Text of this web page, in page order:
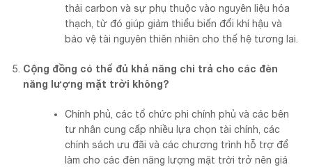
thải carbon và sự phụ thuộc vào nguyên liệu hóa
thạch, từ đó giúp giảm thiểu biến đổi khí hậu và
bảo vệ tài nguyên thiên nhiên cho thế hệ tương lai.
Cộng đồng có thể đủ khả năng chi trả cho các đèn
năng lượng mặt trời không?
Chính phủ, các tổ chức phi chính phủ và các bên
tư nhân cung cấp nhiều lựa chọn tài chính, các
chính sách ưu đãi và các chương trình hỗ trợ để
làm cho các đèn năng lượng mặt trời trở nên giá